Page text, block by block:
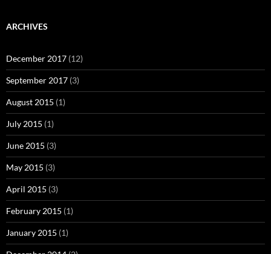
ARCHIVES
December 2017 (12)
September 2017 (3)
August 2015 (1)
July 2015 (1)
June 2015 (3)
May 2015 (3)
April 2015 (3)
February 2015 (1)
January 2015 (1)